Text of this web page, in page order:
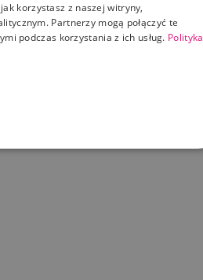
korzystasz z naszej witryny,
Partnerzy mogą połączyć te
podczas korzystania z ich usług. Polityka